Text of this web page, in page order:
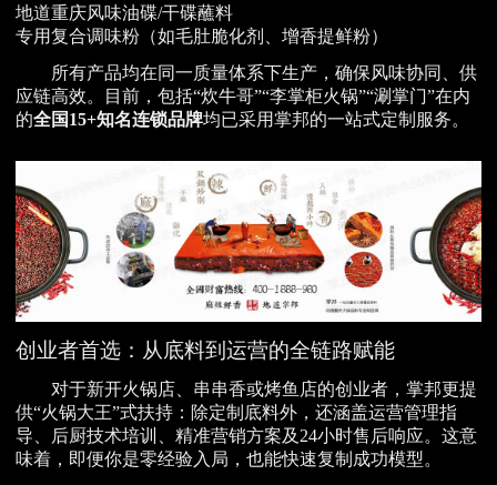
地道重庆风味油碟/干碟蘸料
专用复合调味粉（如毛肚脆化剂、增香提鲜粉）
所有产品均在同一质量体系下生产，确保风味协同、供
应链高效。目前，包括“炊牛哥”“李掌柜火锅”“涮掌门”在内
的全国15+知名连锁品牌均已采用掌邦的一站式定制服务。
创业者首选：从底料到运营的全链路赋能
对于新开火锅店、串串香或烤鱼店的创业者，掌邦更提
供“火锅大王”式扶持：除定制底料外，还涵盖运营管理指
导、后厨技术培训、精准营销方案及24小时售后响应。这意
味着，即便你是零经验入局，也能快速复制成功模型。